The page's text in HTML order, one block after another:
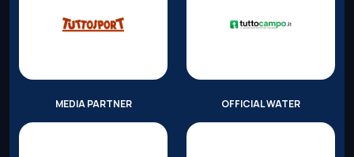
MEDIA PARTNER OFFICIAL WATER